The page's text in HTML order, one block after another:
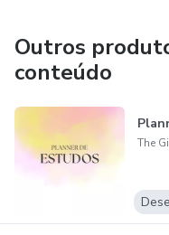
Outros
conteúdo
The